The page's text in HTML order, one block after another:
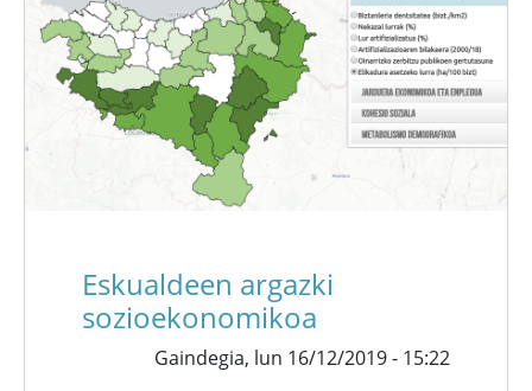
Eskualdeen argazki
sozioekonomikoa
Gaindegia, lun 16/12/2019 - 15:22